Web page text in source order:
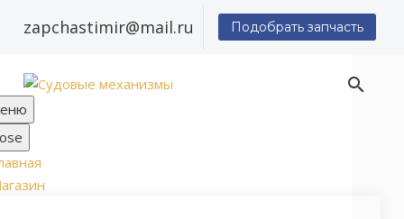
zapchastimir@mail.ru Подобрать запчасть